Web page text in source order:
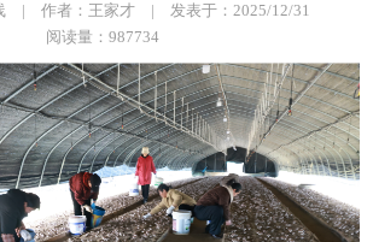
| 作者：王家才 | 发表于：2025/12/31
阅读量：987734